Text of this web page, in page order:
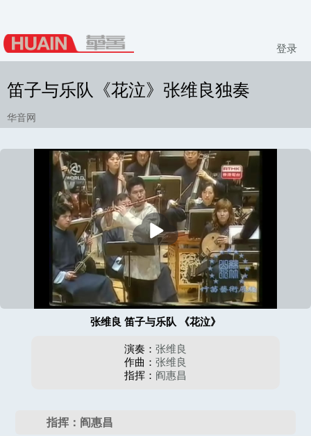
登录
笛子与乐队《花泣》张维良独奏
华音网
播
放
张维良 笛子与乐队 《花泣》
演奏： 张维良
作曲： 张维良
指挥： 阎惠昌
指挥：阎惠昌